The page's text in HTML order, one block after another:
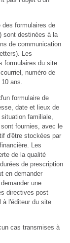
des formulaires de
sont destinées à la
de communication
Les
formulaires du site
numéro de
ans.
formulaire de
date et lieux de
familiale,
fournies, avec le
d'être stockées par
Les
de la qualité
de prescription
en demander
une
directives post
à l'éditeur du site
cas transmises à